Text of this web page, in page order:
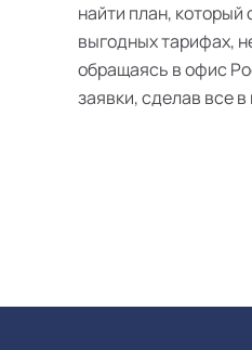
найти план, который
выгодных тарифах,
обращаясь в офис
заявки, сделав все